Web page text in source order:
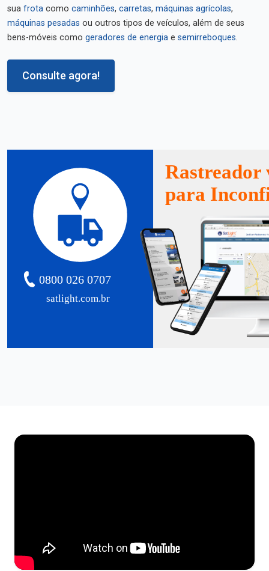
sua frota como caminhões, carretas, máquinas agrícolas,
máquinas pesadas ou outros tipos de veículos, além de seus
bens-móveis como geradores de energia e semirreboques.
Consulte agora!
satlight.com.br
0800 026 0707
Rastreador
para